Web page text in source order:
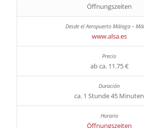
Öffnungszeiten
www.alsa.es
ab ca. 11.75 €
ca. 1 Stunde 45 Minuten
Öffnungszeiten